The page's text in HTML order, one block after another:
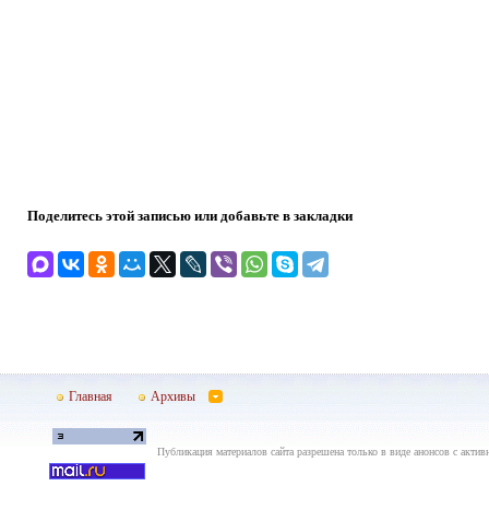
Поделитесь этой записью или добавьте в закладки
Главная Архивы
Публикация материалов сайта разрешена только в виде анонсов с